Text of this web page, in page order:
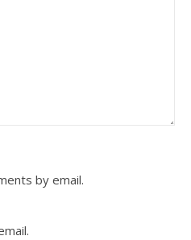
by email.